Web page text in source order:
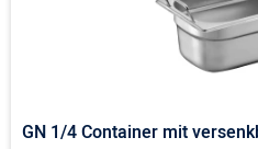
GN 1/4 Container mit